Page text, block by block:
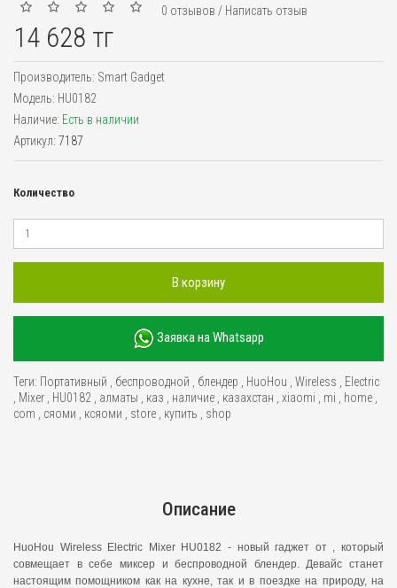
0 отзывов / Написать отзыв
14 628 тг
Производитель: Smart Gadget
Модель: HU0182
Наличие: Есть в наличии
Артикул: 7187
Количество
В корзину
Заявка на Whatsapp
Теги: Портативный беспроводной блендер HuoHou Wireless
Electric
Mixer HU0182 алматы каз наличие казахстан xiaomi mi home
com
сяоми ксяоми store купить shop
Описание
HuoHou Wireless Electric Mixer HU0182 - новый гаджет от , который
совмещает в себе миксер и беспроводной блендер. Девайс станет
настоящим помощником как на кухне, так и в поездке на природу, на